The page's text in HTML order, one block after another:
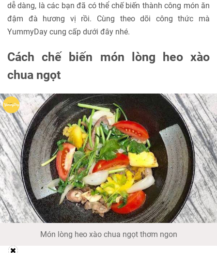
dễ dàng, là các bạn đã có thể chế biến thành công món ăn
đậm đà hương vị rồi. Cùng theo dõi công thức mà
YummyDay cung cấp dưới đây nhé.
Cách chế biến món lòng heo xào
chua ngọt
Món lòng heo xào chua ngọt thơm ngon